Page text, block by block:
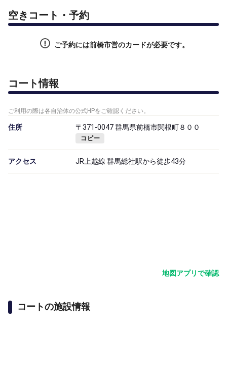
空きコート・予約
ご予約には前橋市営のカードが必要です。
コート情報
ご利用の際は各自治体の公式HPをご確認ください。
住所 〒371-0047 群馬県前橋市関根町８００
コピー
アクセス JR上越線 群馬総社駅から徒歩43分
地図アプリで確認
コートの施設情報